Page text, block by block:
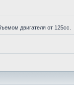
двигателя от 125сс.